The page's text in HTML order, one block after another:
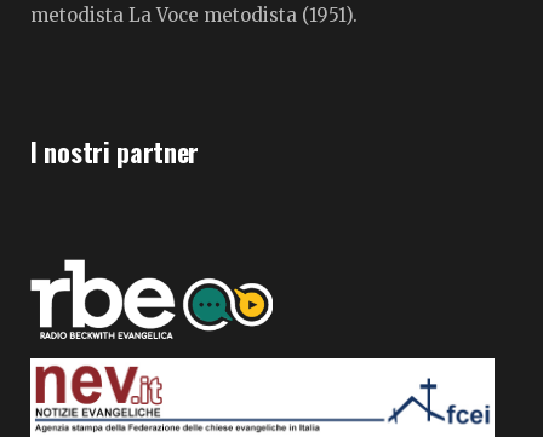
metodista La Voce metodista (1951).
I nostri partner